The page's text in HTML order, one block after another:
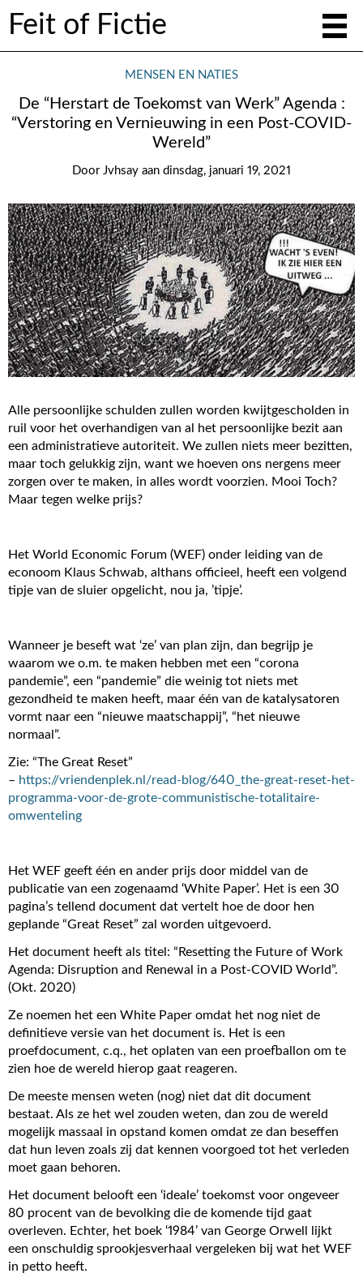
Feit of Fictie
MENSEN EN NATIES
De “Herstart de Toekomst van Werk” Agenda :
“Verstoring en Vernieuwing in een Post-COVID-
Wereld”
Door Jvhsay aan dinsdag, januari 19, 2021
Alle persoonlijke schulden zullen worden kwijtgescholden in
ruil voor het overhandigen van al het persoonlijke bezit aan
een administratieve autoriteit. We zullen niets meer bezitten,
maar toch gelukkig zijn, want we hoeven ons nergens meer
zorgen over te maken, in alles wordt voorzien. Mooi Toch?
Maar tegen welke prijs?
Het World Economic Forum (WEF) onder leiding van de
econoom Klaus Schwab, althans officieel, heeft een volgend
tipje van de sluier opgelicht, nou ja, ’tipje’.
Wanneer je beseft wat ‘ze’ van plan zijn, dan begrijp je
waarom we o.m. te maken hebben met een “corona
pandemie”, een “pandemie” die weinig tot niets met
gezondheid te maken heeft, maar één van de katalysatoren
vormt naar een “nieuwe maatschappij”, “het nieuwe
normaal”.
Zie: “The Great Reset”
– https://vriendenplek.nl/read-blog/640_the-great-reset-het-
programma-voor-de-grote-communistische-totalitaire-
omwenteling
Het WEF geeft één en ander prijs door middel van de
publicatie van een zogenaamd ‘White Paper’. Het is een 30
pagina’s tellend document dat vertelt hoe de door hen
geplande “Great Reset” zal worden uitgevoerd.
Het document heeft als titel: “Resetting the Future of Work
Agenda: Disruption and Renewal in a Post-COVID World”.
(Okt. 2020)
Ze noemen het een White Paper omdat het nog niet de
definitieve versie van het document is. Het is een
proefdocument, c.q., het oplaten van een proefballon om te
zien hoe de wereld hierop gaat reageren.
De meeste mensen weten (nog) niet dat dit document
bestaat. Als ze het wel zouden weten, dan zou de wereld
mogelijk massaal in opstand komen omdat ze dan beseffen
dat hun leven zoals zij dat kennen voorgoed tot het verleden
moet gaan behoren.
Het document belooft een ‘ideale’ toekomst voor ongeveer
80 procent van de bevolking die de komende tijd gaat
overleven. Echter, het boek ‘1984’ van George Orwell lijkt
een onschuldig sprookjesverhaal vergeleken bij wat het WEF
in petto heeft.